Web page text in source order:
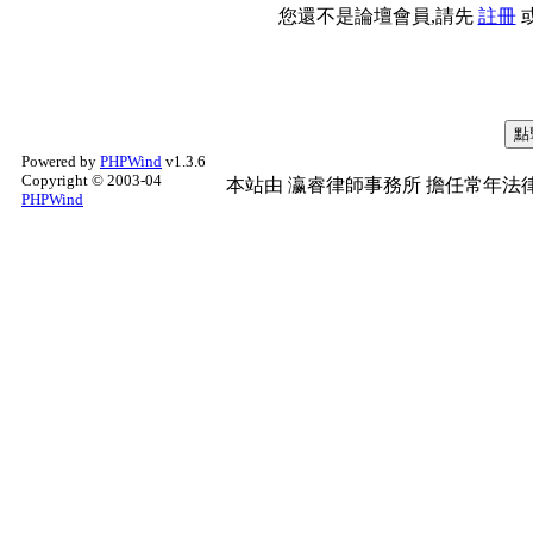
您還不是論壇會員,請先 註冊
Powered by PHPWind v1.3.6
Copyright © 2003-04
PHPWind
本站由 瀛睿律師事務所 擔任常年法